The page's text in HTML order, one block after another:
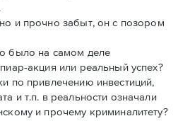
и прочно забыт, он с позором
было на самом деле
акция или реальный успех?
по привлечению инвестиций,
и т.п. в реальности означали
и прочему криминалитету?